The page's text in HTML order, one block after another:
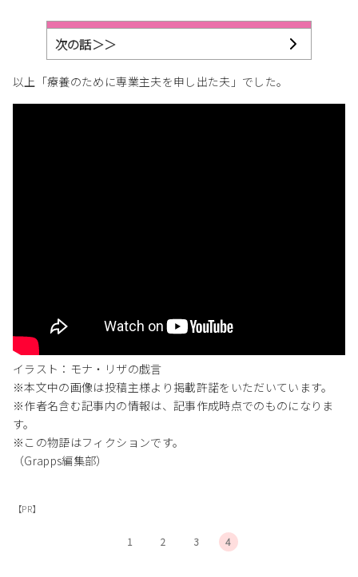
次の話＞＞
以上「療養のために専業主夫を申し出た夫」でした。
イラスト：モナ・リザの戯言
※本文中の画像は投稿主様より掲載許諾をいただいています。
※作者名含む記事内の情報は、記事作成時点でのものになりま
す。
※この物語はフィクションです。
（Grapps編集部）
【PR】
1 2 3 4